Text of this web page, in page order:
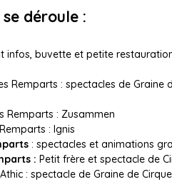
déroule :
infos, buvette et petite
Remparts : spectacles de Graine
Remparts : Zusammen
: Ignis
: spectacles et animations
: Petit frère et spectacle de
: spectacle de Graine de Cirque